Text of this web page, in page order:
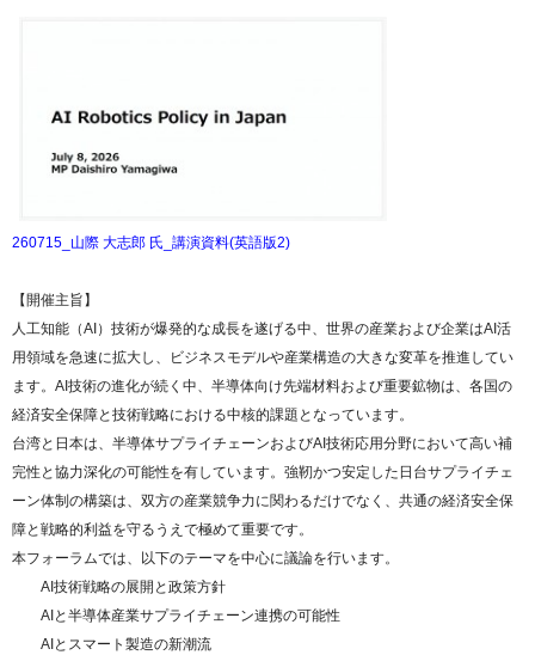
260715_山際 大志郎 氏_講演資料(英語版2)
【開催主旨】
人工知能（AI）技術が爆発的な成長を遂げる中、世界の産業および企業はAI活
用領域を急速に拡大し、ビジネスモデルや産業構造の大きな変革を推進してい
ます。AI技術の進化が続く中、半導体向け先端材料および重要鉱物は、各国の
経済安全保障と技術戦略における中核的課題となっています。
台湾と日本は、半導体サプライチェーンおよびAI技術応用分野において高い補
完性と協力深化の可能性を有しています。強靭かつ安定した日台サプライチェ
ーン体制の構築は、双方の産業競争力に関わるだけでなく、共通の経済安全保
障と戦略的利益を守るうえで極めて重要です。
本フォーラムでは、以下のテーマを中心に議論を行います。
AI技術戦略の展開と政策方針
AIと半導体産業サプライチェーン連携の可能性
AIとスマート製造の新潮流